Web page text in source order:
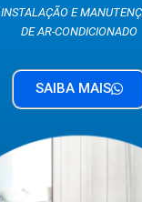
INSTALAÇÃO E
DE AR-CONDICIONADO
SAIBA MAIS